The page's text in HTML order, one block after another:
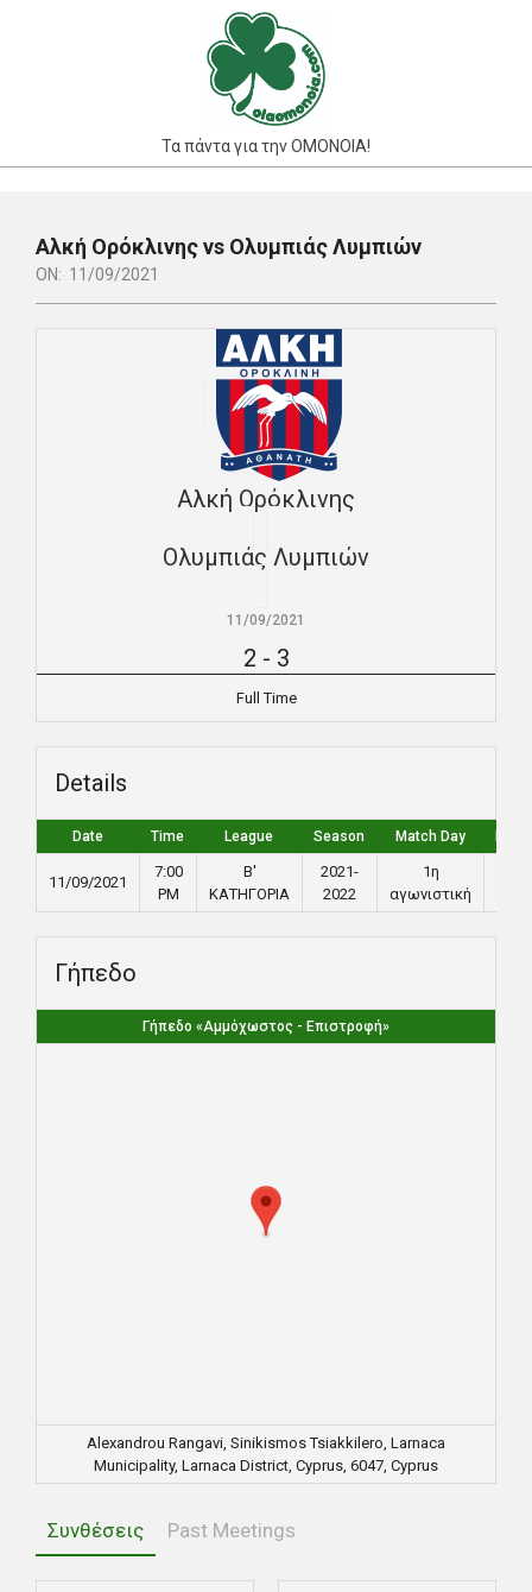
Τα πάντα για την ΟΜΟΝΟΙΑ!
Navigation
Menu
Αλκή Ορόκλινης vs Ολυμπιάς Λυμπιών
ON: 11/09/2021
Αλκή Ορόκλινης
Ολυμπιάς Λυμπιών
11/09/2021
2 - 3
Full Time
Details
Date Time League Season Match Day
11/09/2021
7:00
PM
Β'
ΚΑΤΗΓΟΡΙΑ
2021-
2022
1η
αγωνιστική
Γήπεδο
Γήπεδο «Αμμόχωστος - Επιστροφή»
Alexandrou Rangavi, Sinikismos Tsiakkilero, Larnaca
Municipality, Larnaca District, Cyprus, 6047, Cyprus
Συνθέσεις Past Meetings